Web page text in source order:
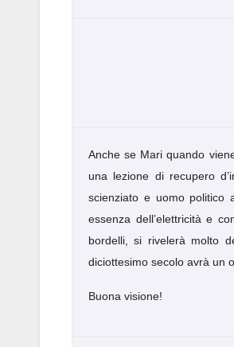
Anche se Mari quando
una lezione di recupero
scienziato e uomo politico
essenza dell’elettricità e
bordelli, si rivelerà molto
diciottesimo secolo avrà un
Buona visione!